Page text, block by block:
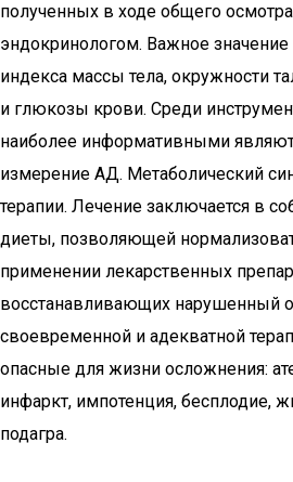
полученных в ходе общего
эндокринологом. Важное
индекса массы тела, окружности
и глюкозы крови. Среди
наиболее информативными
измерение АД. Метаболический
терапии. Лечение заключается в
диеты, позволяющей
применении лекарственных
восстанавливающих нарушенный
своевременной и адекватной
опасные для жизни осложнения:
инфаркт, импотенция, бесплодие,
подагра.